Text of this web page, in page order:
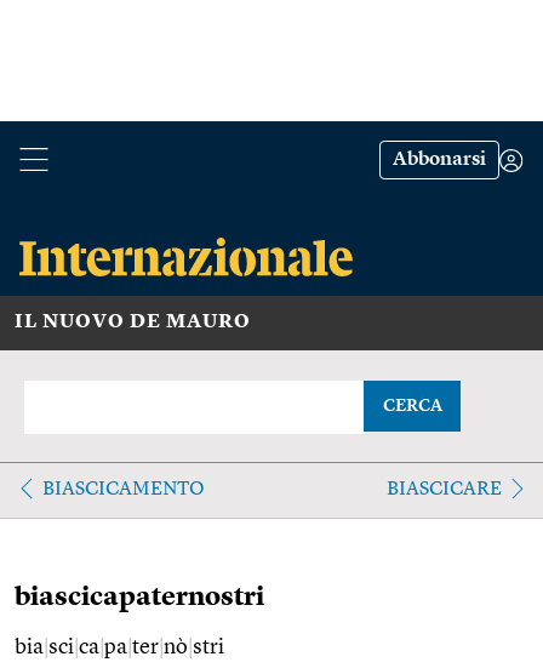
Abbonarsi
IL NUOVO DE MAURO
CERCA
BIASCICAMENTO BIASCICARE
biascicapaternostri
bia sci ca pa ter nò stri